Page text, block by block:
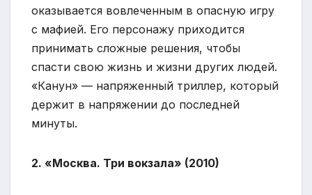
оказывается вовлеченным в опасную игру
с мафией. Его персонажу приходится
принимать сложные решения, чтобы
спасти свою жизнь и жизни других людей.
«Канун» — напряженный триллер, который
держит в напряжении до последней
минуты.
2. «Москва. Три вокзала» (2010)